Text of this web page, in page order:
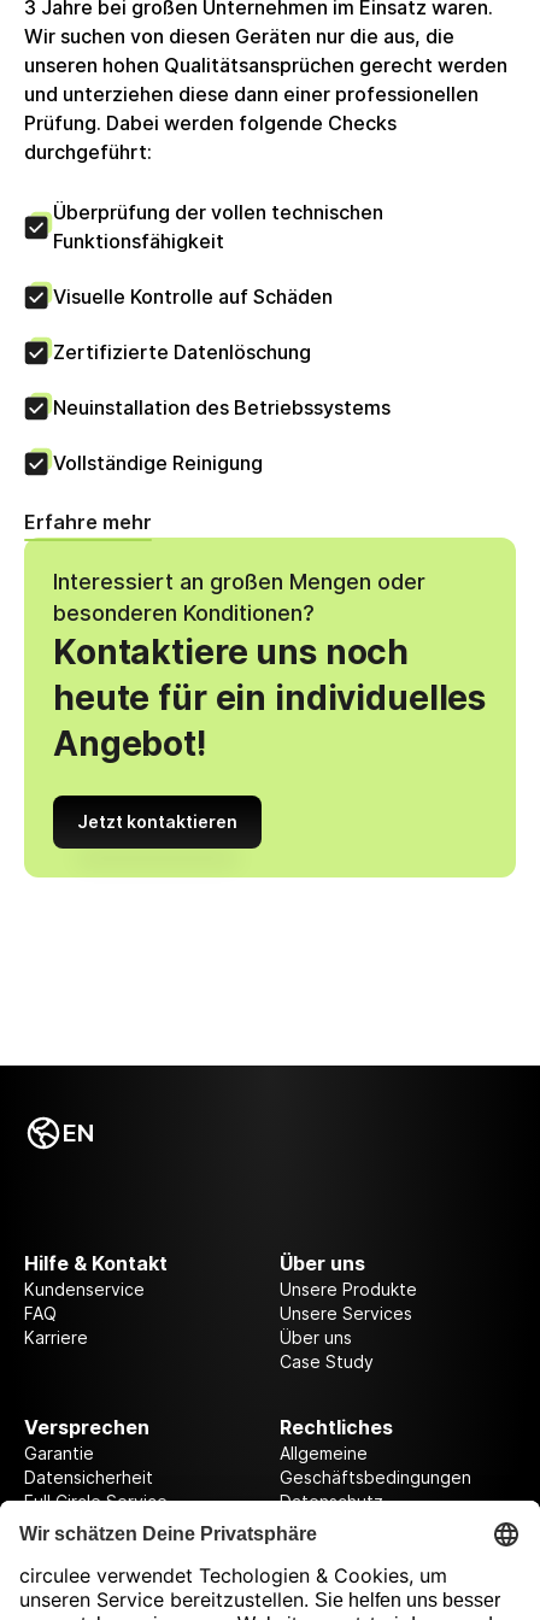
3 Jahre bei großen Unternehmen im Einsatz waren.
Wir suchen von diesen Geräten nur die aus, die
unseren hohen Qualitätsansprüchen gerecht werden
und unterziehen diese dann einer professionellen
Prüfung. Dabei werden folgende Checks
durchgeführt:
Überprüfung der vollen technischen
Funktionsfähigkeit
Visuelle Kontrolle auf Schäden
Zertifizierte Datenlöschung
Neuinstallation des Betriebssystems
Vollständige Reinigung
Erfahre mehr
Interessiert an großen Mengen oder
besonderen Konditionen?
Kontaktiere uns noch
heute für ein individuelles
Angebot!
Jetzt kontaktieren
EN
Hilfe & Kontakt
Kundenservice
FAQ
Karriere
Über uns
Unsere Produkte
Unsere Services
Über uns
Case Study
Versprechen
Garantie
Datensicherheit
Full Circle Service
Rechtliches
Allgemeine
Geschäftsbedingungen
Datenschutz
Datenschutzeinstellungen